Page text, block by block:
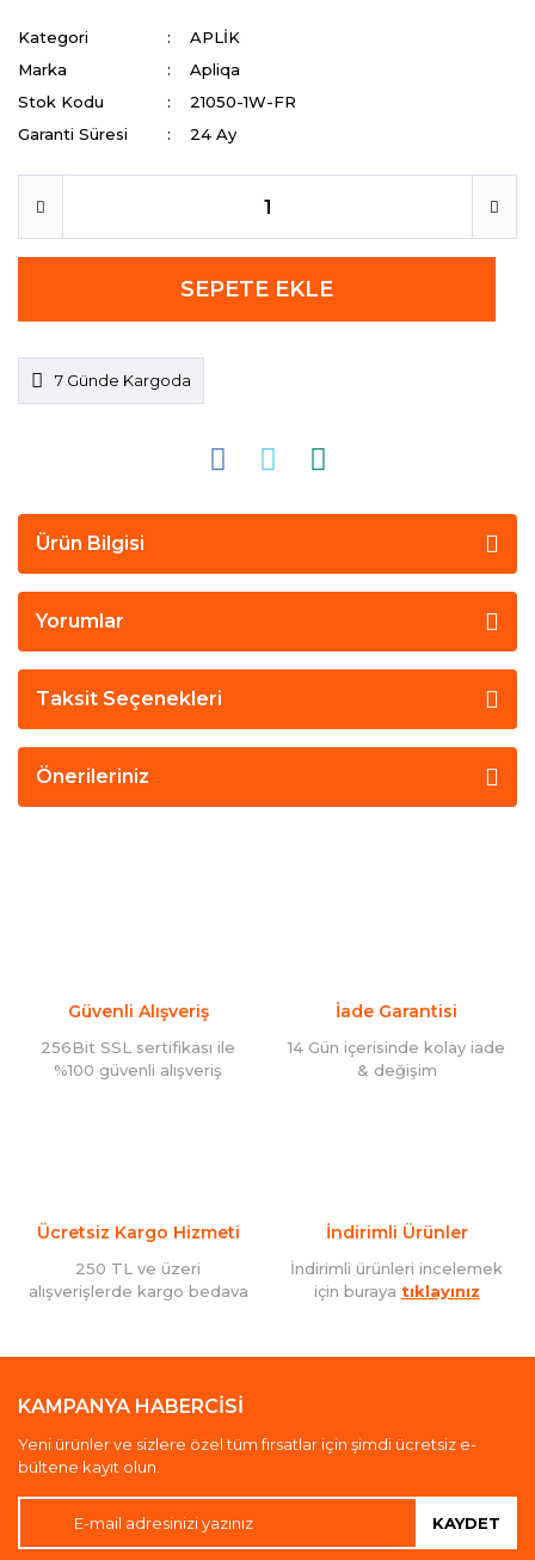
Kategori
APLİK
Marka
Apliqa
Stok Kodu
21050-1W-FR
Garanti Süresi
24 Ay
SEPETE EKLE
7 Günde Kargoda
Ürün Bilgisi
Yorumlar
Taksit Seçenekleri
Önerileriniz
Güvenli Alışveriş
256Bit SSL sertifikası ile
%100 güvenli alışveriş
İade Garantisi
14 Gün içerisinde kolay iade
& değişim
Ücretsiz Kargo Hizmeti
250 TL ve üzeri
alışverişlerde kargo bedava
İndirimli Ürünler
İndirimli ürünleri incelemek
için buraya tıklayınız
KAMPANYA HABERCİSİ
Yeni ürünler ve sizlere özel tüm fırsatlar için şimdi ücretsiz e-
bültene kayıt olun.
KAYDET